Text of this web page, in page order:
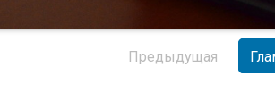
Предыдущая